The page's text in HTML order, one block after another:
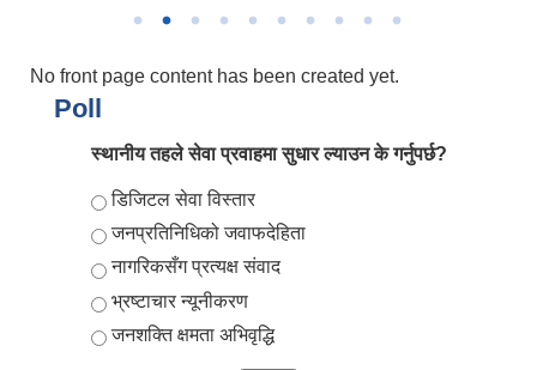
No front page content has been created yet.
Poll
स्थानीय तहले सेवा प्रवाहमा सुधार ल्याउन के गर्नुपर्छ?
Choices
डिजिटल सेवा विस्तार
जनप्रतिनिधिको जवाफदेहिता
नागरिकसँग प्रत्यक्ष संवाद
भ्रष्टाचार न्यूनीकरण
जनशक्ति क्षमता अभिवृद्धि